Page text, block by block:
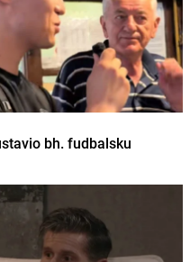
bh. fudbalsku